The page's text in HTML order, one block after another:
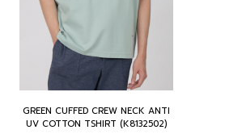
GREEN CUFFED CREW NECK ANTI
UV COTTON TSHIRT (K8132502)